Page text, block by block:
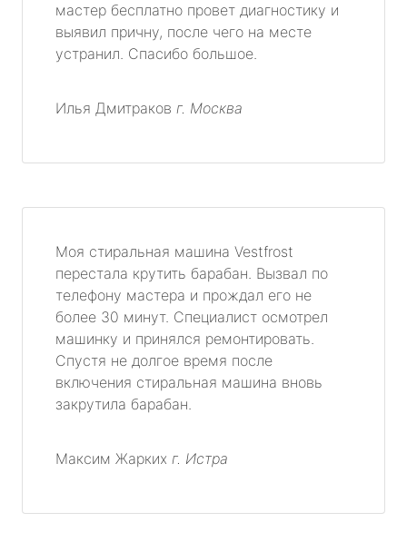
мастер бесплатно провет диагностику и
выявил причну, после чего на месте
устранил. Спасибо большое.
Илья Дмитраков г. Москва
Моя стиральная машина Vestfrost
перестала крутить барабан. Вызвал по
телефону мастера и прождал его не
более 30 минут. Специалист осмотрел
машинку и принялся ремонтировать.
Спустя не долгое время после
включения стиральная машина вновь
закрутила барабан.
Максим Жарких г. Истра